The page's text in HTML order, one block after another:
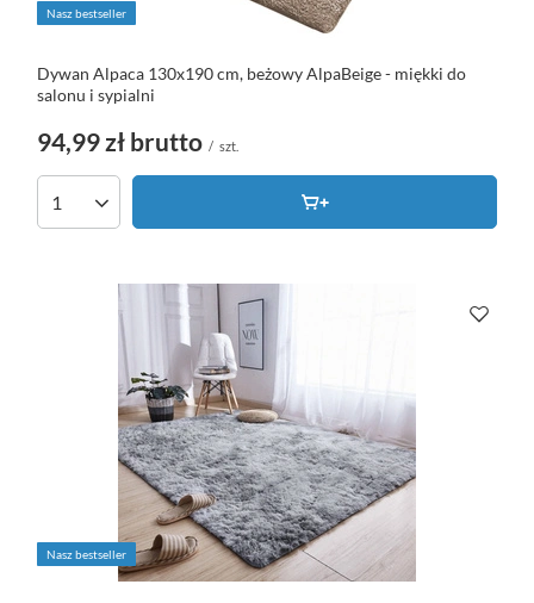
Nasz bestseller
Dywan Alpaca 130x190 cm, beżowy AlpaBeige - miękki do
salonu i sypialni
94,99 zł brutto / szt.
Nasz bestseller